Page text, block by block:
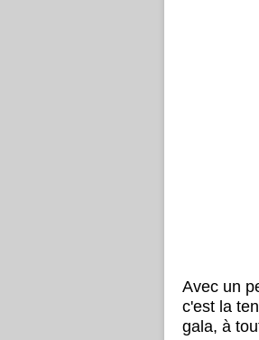
Avec un
c'est la
gala, à